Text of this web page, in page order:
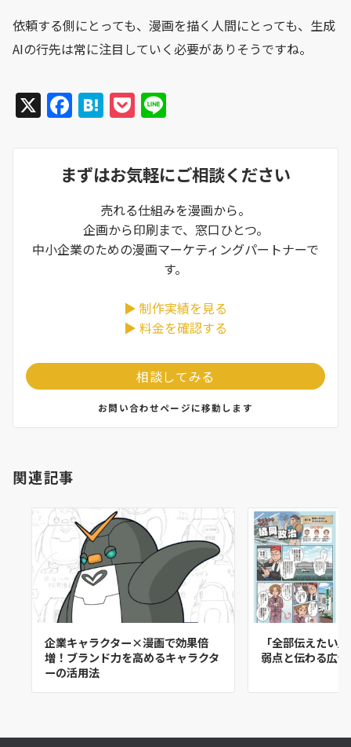
依頼する側にとっても、漫画を描く人間にとっても、生成
AIの行先は常に注目していく必要がありそうですね。
X F
c
e
o
o
H
e
n
a
P
c
k
et
e
まずはお気軽にご相談ください
売れる仕組みを漫画から。
企画から印刷まで、窓口ひとつ。
中小企業のための漫画マーケティングパートナーで
す。
▶ 制作実績を見る
▶ 料金を確認する
相談してみる
お問い合わせページに移動します
関連記事
企業キャラクター×漫画で効果倍
増！ブランド力を高めるキャラクタ
ーの活用法
「全部伝えたい
弱点と伝わる広